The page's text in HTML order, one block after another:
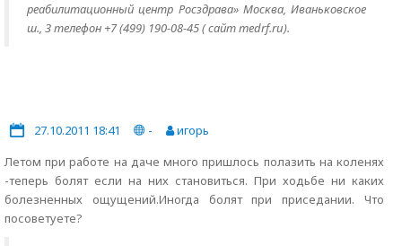
реабилитационный центр Росздрава» Москва, Иваньковское
ш., 3 телефон +7 (499) 190-08-45 ( сайт medrf.ru).
27.10.2011 18:41 -
игорь
Летом при работе на даче много пришлось полазить на коленях
-теперь болят если на них становиться. При ходьбе ни каких
болезненных ощущений.Иногда болят при приседании. Что
посоветуете?